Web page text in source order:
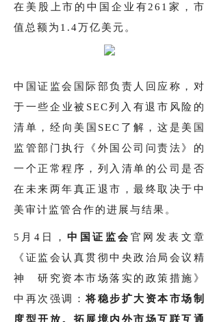
在美股上市的中国企业有261家，市
值总额为1.4万亿美元。
中国证监会国际部负责人回应称，对
于一些企业被SEC列入有退市风险的
清单，经向美国SEC了解，这是美国
监管部门执行《外国公司问责法》的
一个正常程序，列入清单的公司是否
在未来两年真正退市，最终取决于中
美审计监管合作的进展与结果。
5月4日，中国证监会 官网发表文章
《证监会认真贯彻中央政治局会议精
神 研究资本市场落实的政策措施》
中再次强调：将稳步扩大资本市场制
度型开放。拓展境内外市场互联互通